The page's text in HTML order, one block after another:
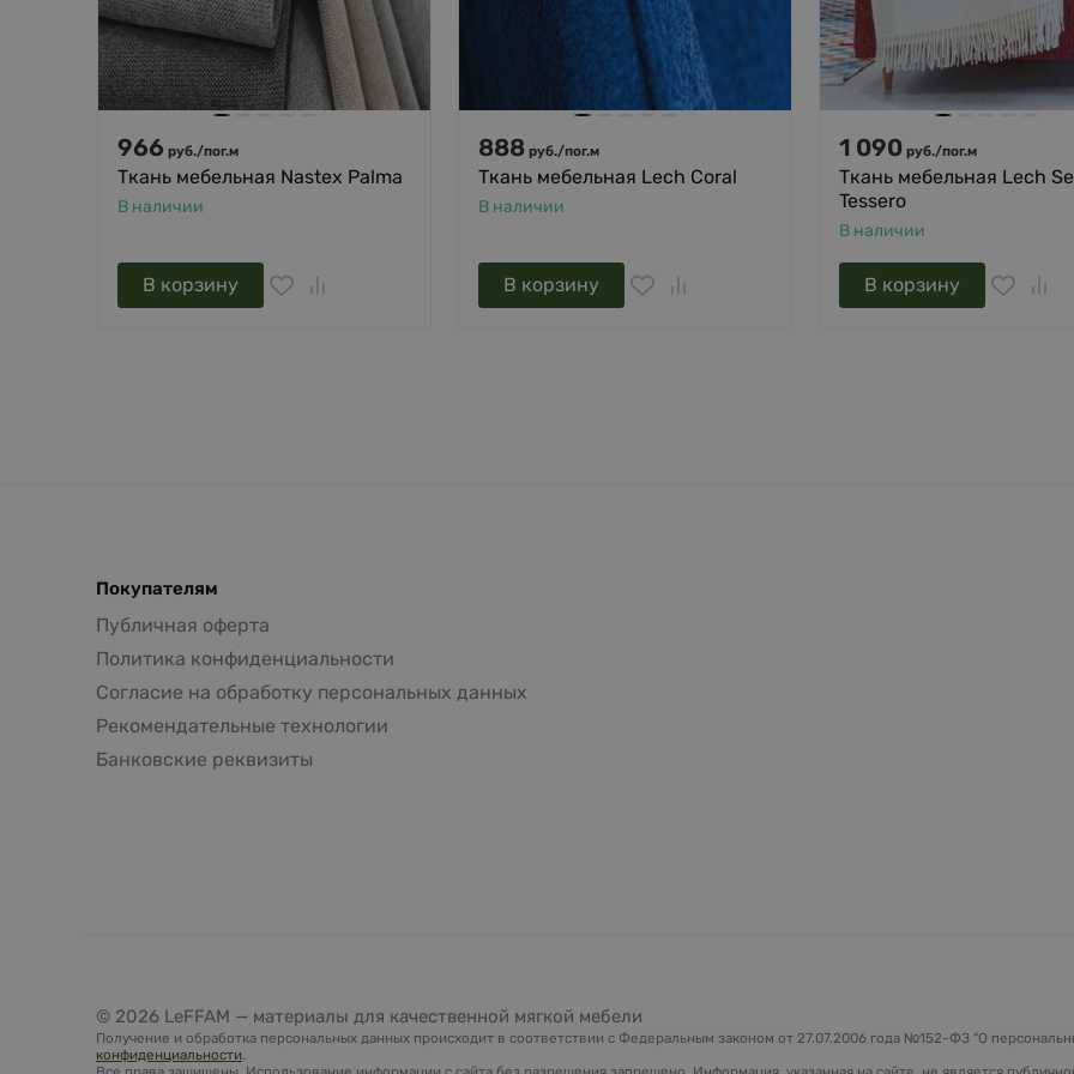
966 руб./пог.м
Ткань мебельная Nastex Palma
В наличии
В корзину
888 руб./пог.м
Ткань мебельная Lech Coral
В наличии
В корзину
1 090 руб./пог.м
Ткань мебельная Lech
Tessero
В наличии
В корзину
Покупателям
Публичная оферта
Политика конфиденциальности
Согласие на обработку персональных данных
Рекомендательные технологии
Банковские реквизиты
© 2026 LeFFAM — материалы для качественной мягкой мебели
Получение и обработка персональных данных происходит в соответствии с Федеральным законом от 27.07.2006 года №152-ФЗ "О
конфиденциальности.